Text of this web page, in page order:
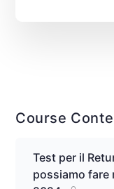
Course
Test per il
possiamo fare